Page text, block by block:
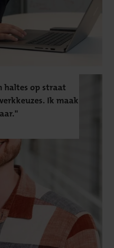
haltes op straat
Ik maak